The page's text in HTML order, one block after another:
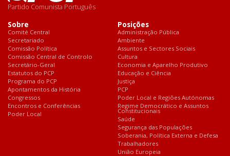
Partido Comunista Português
Sobre
Comité Central
Secretariado
Comissão Política
Comissão Central de Controlo
Secretário-Geral
Estatutos do PCP
Programa do PCP
Apontamentos da História
Congressos
Encontros e Conferências
Poder Local
Posições
Administração Pública
Ambiente
Assuntos e Sectores Sociais
Cultura
Economia e Aparelho Produtivo
Educação e Ciência
Justiça
PCP
Poder Local e Regiões Autónomas
Regime Democrático e Assuntos
Constitucionais
Saúde
Segurança das Populações
Soberania, Política Externa e Defesa
Trabalhadores
União Europeia